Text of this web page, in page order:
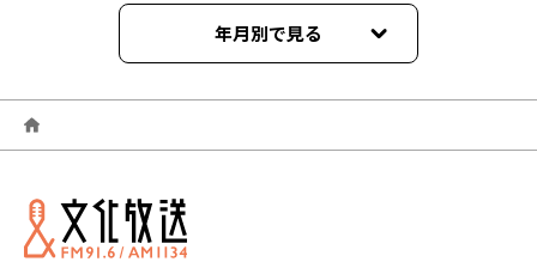
年月別で見る
2026年06月
2026年05月
2026年04月